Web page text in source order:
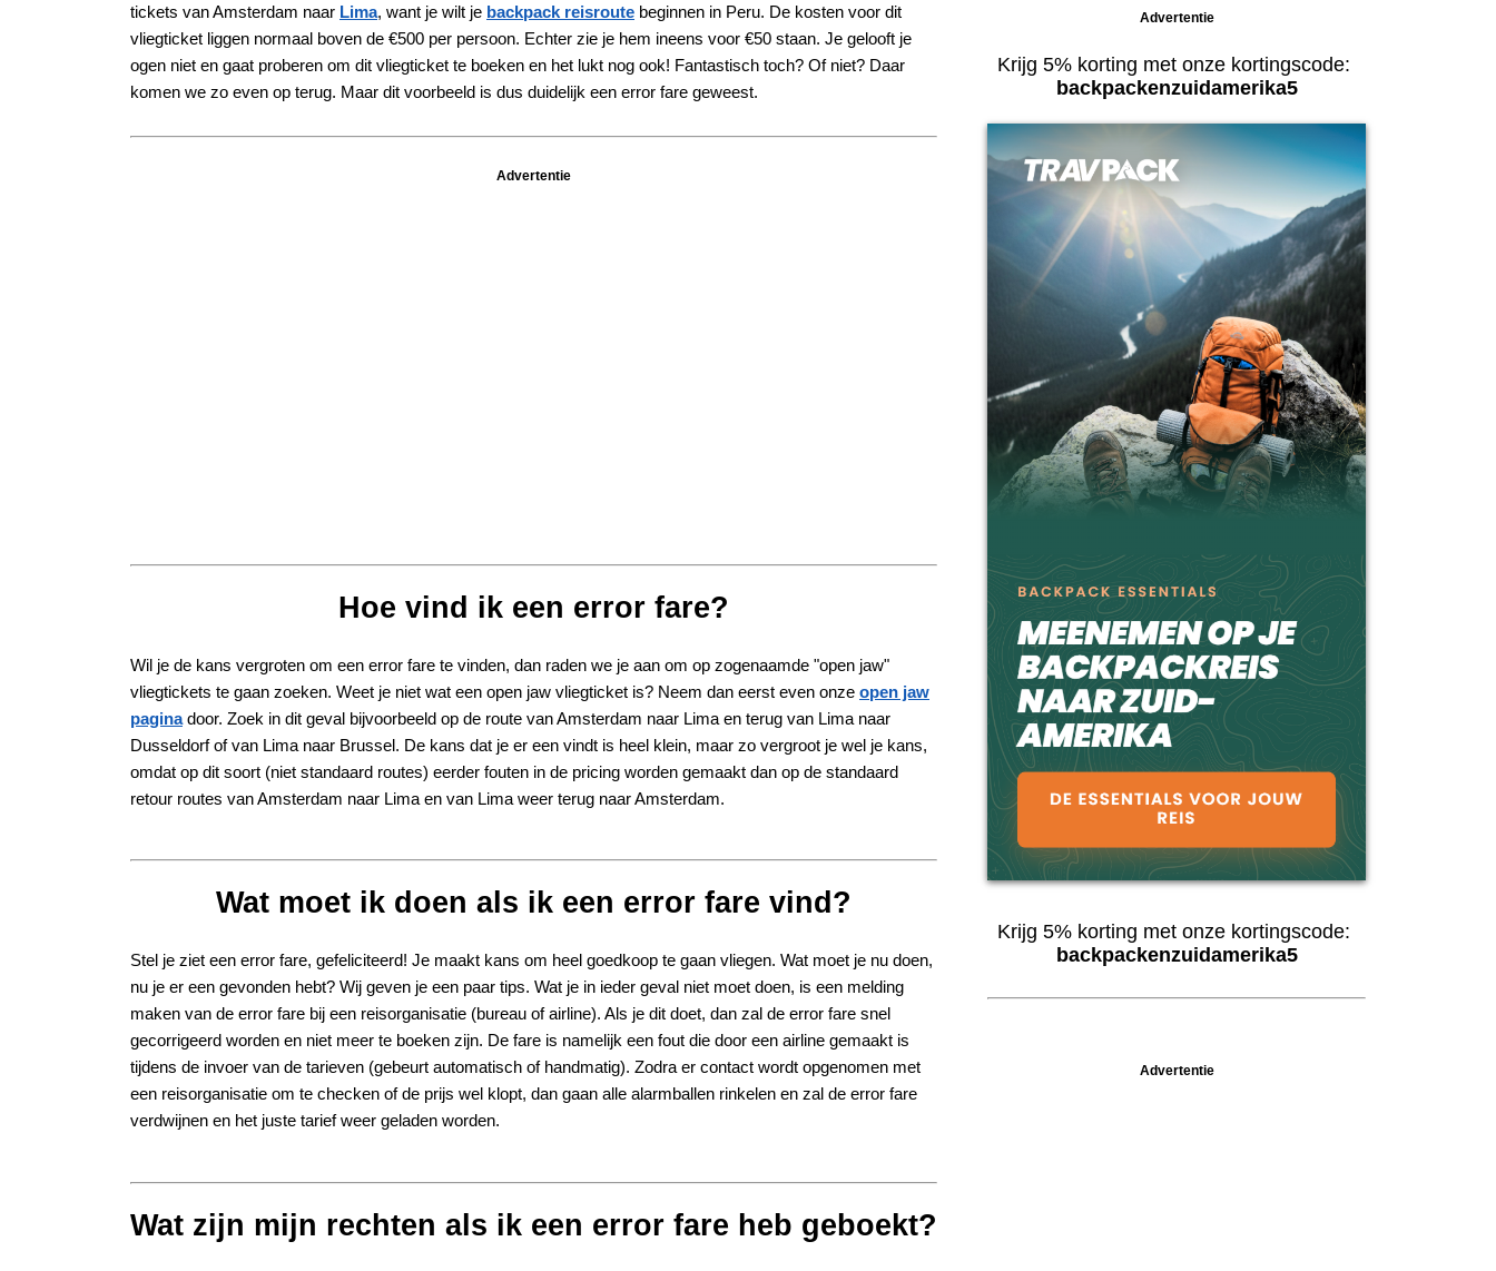
tickets van Amsterdam naar Lima, want je wilt je backpack reisroute beginnen in Peru. De kosten voor dit
vliegticket liggen normaal boven de €500 per persoon. Echter zie je hem ineens voor €50 staan. Je gelooft je
ogen niet en gaat proberen om dit vliegticket te boeken en het lukt nog ook! Fantastisch toch? Of niet? Daar
komen we zo even op terug. Maar dit voorbeeld is dus duidelijk een error fare geweest.
Advertentie
Hoe vind ik een error fare?
Wil je de kans vergroten om een error fare te vinden, dan raden we je aan om op zogenaamde "open jaw"
vliegtickets te gaan zoeken. Weet je niet wat een open jaw vliegticket is? Neem dan eerst even onze open jaw
paginadoor. Zoek in dit geval bijvoorbeeld op de route van Amsterdam naar Lima en terug van Lima naar
Dusseldorf of van Lima naar Brussel. De kans dat je er een vindt is heel klein, maar zo vergroot je wel je kans,
omdat op dit soort (niet standaard routes) eerder fouten in de pricing worden gemaakt dan op de standaard
retour routes van Amsterdam naar Lima en van Lima weer terug naar Amsterdam.
Wat moet ik doen als ik een error fare vind?
Stel je ziet een error fare, gefeliciteerd! Je maakt kans om heel goedkoop te gaan vliegen. Wat moet je nu doen,
nu je er een gevonden hebt? Wij geven je een paar tips. Wat je in ieder geval niet moet doen, is een melding
maken van de error fare bij een reisorganisatie (bureau of airline). Als je dit doet, dan zal de error fare snel
gecorrigeerd worden en niet meer te boeken zijn. De fare is namelijk een fout die door een airline gemaakt is
tijdens de invoer van de tarieven (gebeurt automatisch of handmatig). Zodra er contact wordt opgenomen met
een reisorganisatie om te checken of de prijs wel klopt, dan gaan alle alarmballen rinkelen en zal de error fare
verdwijnen en het juste tarief weer geladen worden.
Wat zijn mijn rechten als ik een error fare heb geboekt?
Advertentie
Krijg 5% korting met onze kortingscode:
backpackenzuidamerika5
Krijg 5% korting met onze kortingscode:
backpackenzuidamerika5
Advertentie